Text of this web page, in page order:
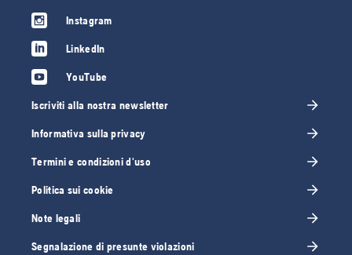
Instagram
LinkedIn
YouTube
Iscriviti alla nostra newsletter
Informativa sulla privacy
Termini e condizioni d'uso
Politica sui cookie
Note legali
Segnalazione di presunte violazioni